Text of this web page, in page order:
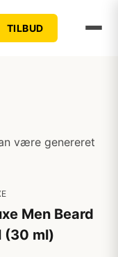
TILBUD
være genereret
Men Beard
(30 ml)